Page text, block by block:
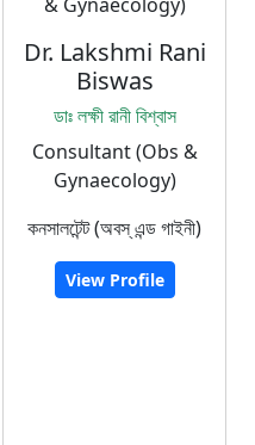
Dr. Lakshmi Rani
Biswas
ডাঃ লক্ষী রানী বিশ্বাস
Consultant (Obs &
Gynaecology)
কনসালটেন্ট (অবস্ এন্ড গাইনী)
View Profile